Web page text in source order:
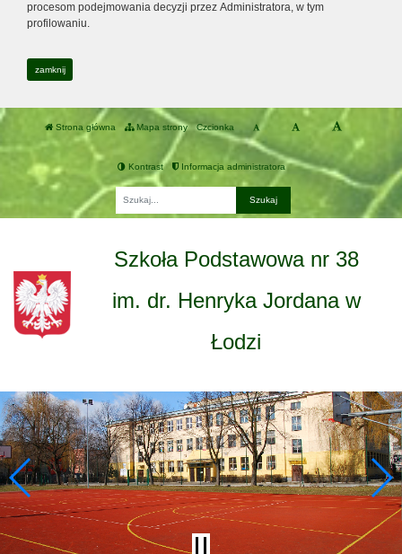
procesom podejmowania decyzji przez Administratora, w tym
profilowaniu.
zamknij
Strona główna Mapa strony Czcionka
Kontrast Informacja administratora
Szkoła Podstawowa nr 38
im. dr. Henryka Jordana w
Łodzi